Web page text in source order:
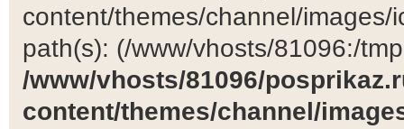
content/themes/channel/
path(s): (/www/vhosts/81096:/
/www/vhosts/81096/
content/themes/channel/